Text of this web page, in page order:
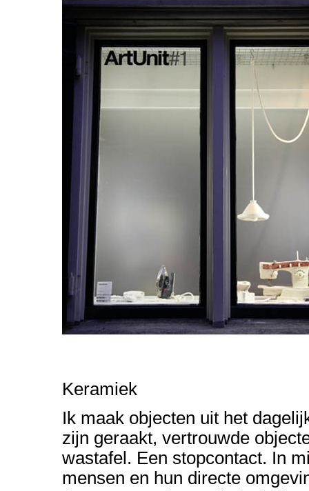
Keramiek
Ik maak objecten uit het
zijn geraakt, vertrouwde
wastafel. Een stopcontact. In
mensen en hun directe